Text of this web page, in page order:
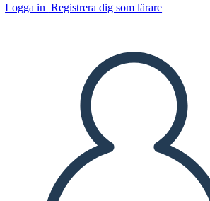
Logga in Registrera dig som lärare
SPELA UPP BILDSPEL
LÄS FÖR MIG